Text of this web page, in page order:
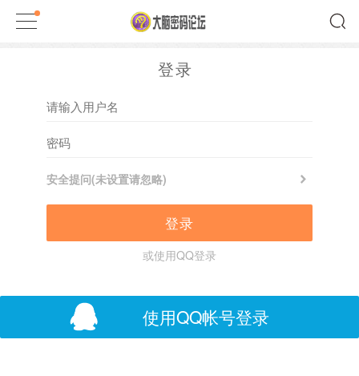
登录
安全提问(未设置请忽略)
登录
或使用QQ登录
使用QQ帐号登录